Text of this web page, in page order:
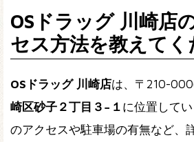
OSドラッグ 川崎店
セス方法を教えてく
OSドラッグ 川崎店は、〒210-
崎区砂子２丁目３−１ に位置して
のアクセスや駐車場の有無など、